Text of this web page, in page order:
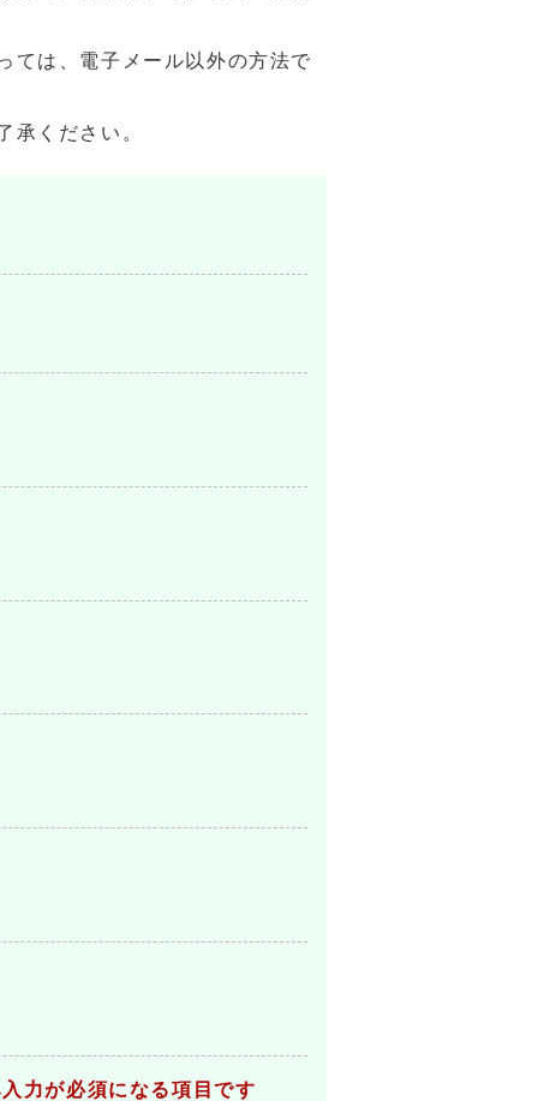
ては、電子メール以外の方法で
承ください。
力が必須になる項目です